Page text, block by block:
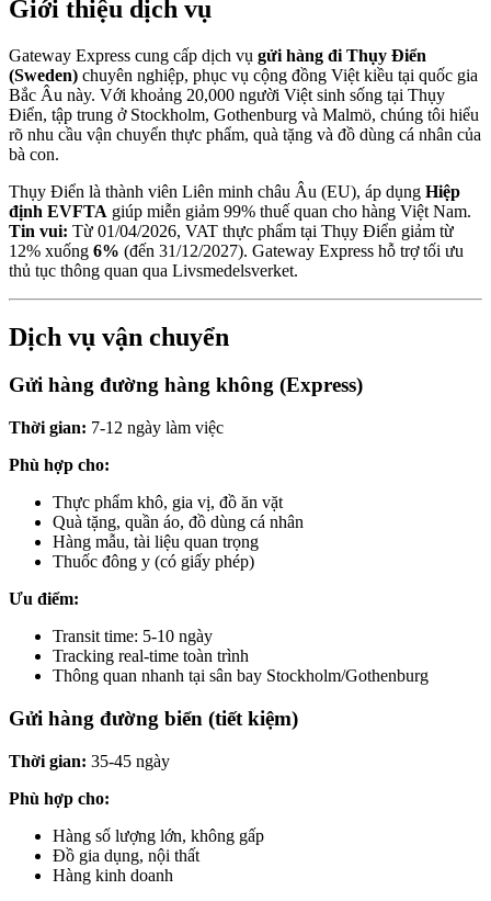
Giới thiệu dịch vụ
Gateway Express cung cấp dịch vụ gửi hàng đi Thụy Điển
(Sweden) chuyên nghiệp, phục vụ cộng đồng Việt kiều tại quốc gia
Bắc Âu này. Với khoảng 20,000 người Việt sinh sống tại Thụy
Điển, tập trung ở Stockholm, Gothenburg và Malmö, chúng tôi hiểu
rõ nhu cầu vận chuyển thực phẩm, quà tặng và đồ dùng cá nhân của
bà con.
Thụy Điển là thành viên Liên minh châu Âu (EU), áp dụng Hiệp
định EVFTA giúp miễn giảm 99% thuế quan cho hàng Việt Nam.
Tin vui: Từ 01/04/2026, VAT thực phẩm tại Thụy Điển giảm từ
12% xuống 6% (đến 31/12/2027). Gateway Express hỗ trợ tối ưu
thủ tục thông quan qua Livsmedelsverket.
Dịch vụ vận chuyển
Gửi hàng đường hàng không (Express)
Thời gian: 7-12 ngày làm việc
Phù hợp cho:
Thực phẩm khô, gia vị, đồ ăn vặt
Quà tặng, quần áo, đồ dùng cá nhân
Hàng mẫu, tài liệu quan trọng
Thuốc đông y (có giấy phép)
Ưu điểm:
Transit time: 5-10 ngày
Tracking real-time toàn trình
Thông quan nhanh tại sân bay Stockholm/Gothenburg
Gửi hàng đường biển (tiết kiệm)
Thời gian: 35-45 ngày
Phù hợp cho:
Hàng số lượng lớn, không gấp
Đồ gia dụng, nội thất
Hàng kinh doanh